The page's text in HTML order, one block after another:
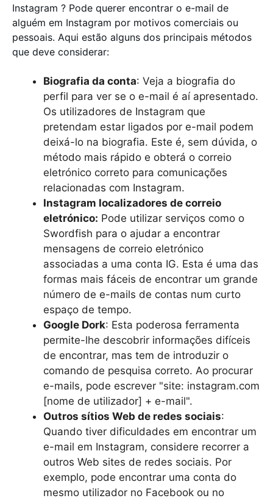
Instagram ? Pode querer encontrar o e-mail de
alguém em Instagram por motivos comerciais ou
pessoais. Aqui estão alguns dos principais métodos
que deve considerar:
Biografia da conta: Veja a biografia do
perfil para ver se o e-mail é aí apresentado.
Os utilizadores de Instagram que
pretendam estar ligados por e-mail podem
deixá-lo na biografia. Este é, sem dúvida, o
método mais rápido e obterá o correio
eletrónico correto para comunicações
relacionadas com Instagram.
Instagram localizadores de correio
eletrónico: Pode utilizar serviços como o
Swordfish para o ajudar a encontrar
mensagens de correio eletrónico
associadas a uma conta IG. Esta é uma das
formas mais fáceis de encontrar um grande
número de e-mails de contas num curto
espaço de tempo.
Google Dork: Esta poderosa ferramenta
permite-lhe descobrir informações difíceis
de encontrar, mas tem de introduzir o
comando de pesquisa correto. Ao procurar
e-mails, pode escrever "site: instagram.com
[nome de utilizador] + e-mail".
Outros sítios Web de redes sociais:
Quando tiver dificuldades em encontrar um
e-mail em Instagram, considere recorrer a
outros Web sites de redes sociais. Por
exemplo, pode encontrar uma conta do
mesmo utilizador no Facebook ou no